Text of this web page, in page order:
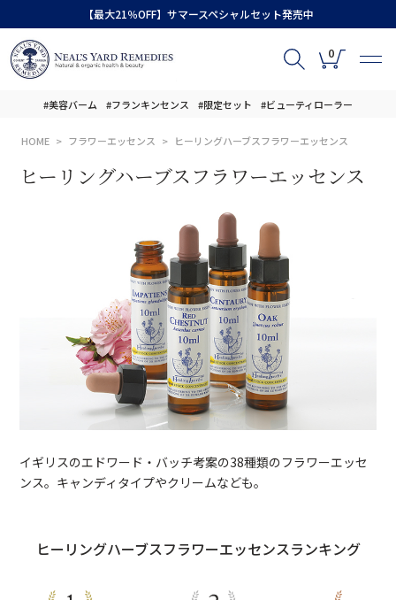
【最大21％OFF】サマースペシャルセット発売中
0
#美容バーム #フランキンセンス #限定セット #ビューティローラー
HOME フラワーエッセンス ヒーリングハーブスフラワーエッセンス
ヒーリングハーブスフラワーエッセンス
イギリスのエドワード・バッチ考案の38種類のフラワーエッセ
ンス。キャンディタイプやクリームなども。
ヒーリングハーブスフラワーエッセンスランキング